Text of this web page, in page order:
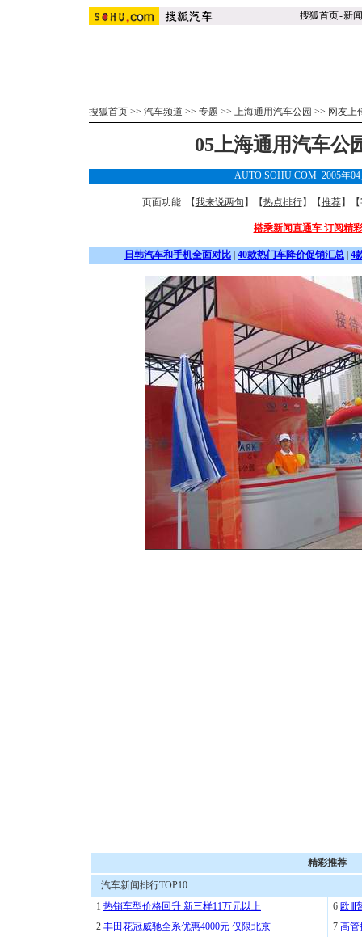
搜狐首页-新闻
搜狐首页 >> 汽车频道 >> 专题 >> 上海通用汽车公园 >> 网友上
05上海通用汽车公
AUTO.SOHU.COM 2005年
页面功能 【我来说两句 】【热点排行】【推荐】【
搭乘新闻直通车 订阅精
日韩汽车和手机全面对比 40款热门车降价促销汇总 4
精彩推荐
汽车新闻排行TOP10
1 热销车型价格回升 新三样11万元以上
2 丰田花冠威驰全系优惠4000元 仅限北京
6 欧Ⅲ
7 高管